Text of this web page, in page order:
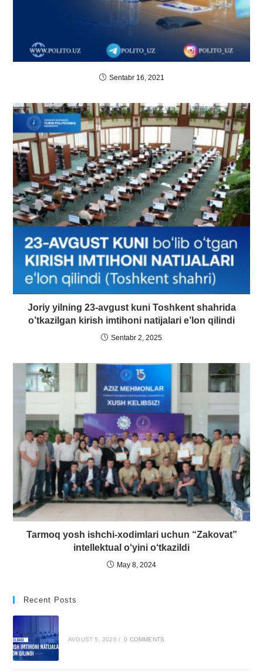
Sentabr 16, 2021
Joriy yilning 23-avgust kuni Toshkent shahrida
o’tkazilgan kirish imtihoni natijalari e’lon qilindi
Sentabr 2, 2025
Tarmoq yosh ishchi-xodimlari uchun “Zakovat”
intellektual o‘yini o‘tkazildi
May 8, 2024
Recent Posts
AVGUST 5, 2026 / 0 COMMENTS